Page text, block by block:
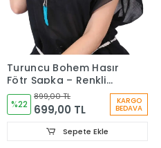
Turuncu Bohem Hasır
Fötr Şapka – Renkli
Etnik Şeritli Yazlık
Kadın Şapkası 6261
%22
899,00 TL
699,00 TL
KARGO
BEDAVA
Sepete Ekle